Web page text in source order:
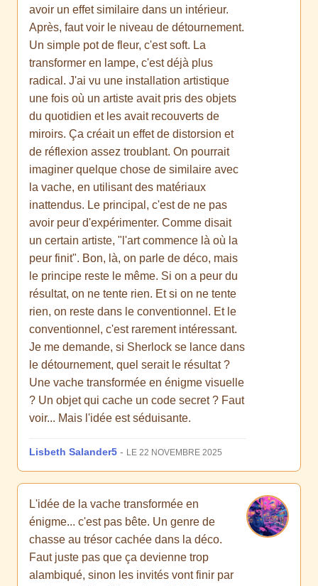
avoir un effet similaire dans un intérieur.
Après, faut voir le niveau de détournement.
Un simple pot de fleur, c'est soft. La
transformer en lampe, c'est déjà plus
radical. J'ai vu une installation artistique
une fois où un artiste avait pris des objets
du quotidien et les avait recouverts de
miroirs. Ça créait un effet de distorsion et
de réflexion assez troublant. On pourrait
imaginer quelque chose de similaire avec
la vache, en utilisant des matériaux
inattendus. Le principal, c'est de ne pas
avoir peur d'expérimenter. Comme disait
un certain artiste, "l'art commence là où la
peur finit". Bon, là, on parle de déco, mais
le principe reste le même. Si on a peur du
résultat, on ne tente rien. Et si on ne tente
rien, on reste dans le conventionnel. Et le
conventionnel, c'est rarement intéressant.
Je me demande, si Sherlock se lance dans
le détournement, quel serait le résultat ?
Une vache transformée en énigme visuelle
? Un objet qui cache un code secret ? Faut
voir... Mais l'idée est séduisante.
Lisbeth Salander5 - LE 22 NOVEMBRE 2025
L'idée de la vache transformée en
énigme... c'est pas bête. Un genre de
chasse au trésor cachée dans la déco.
Faut juste pas que ça devienne trop
alambiqué, sinon les invités vont finir par